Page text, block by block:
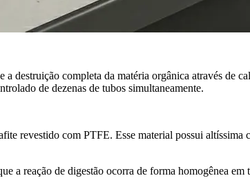
destruição completa da matéria orgânica através de
de dezenas de tubos simultaneamente.
revestido com PTFE. Esse material possui altíssima
reação de digestão ocorra de forma homogênea em